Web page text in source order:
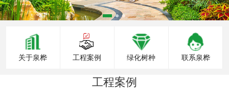
关于泉桦 工程案例 绿化树种 联系泉桦
工程案例